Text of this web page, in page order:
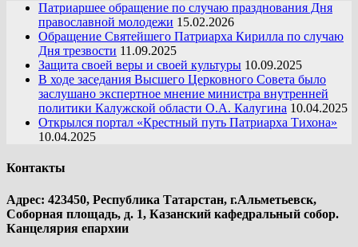
Патриаршее обращение по случаю празднования Дня
православной молодежи 15.02.2026
Обращение Святейшего Патриарха Кирилла по случаю
Дня трезвости 11.09.2025
Защита своей веры и своей культуры 10.09.2025
В ходе заседания Высшего Церковного Совета было
заслушано экспертное мнение министра внутренней
политики Калужской области О.А. Калугина 10.04.2025
Открылся портал «Крестный путь Патриарха Тихона»
10.04.2025
Контакты
Адрес: 423450, Республика Татарстан, г.Альметьевск,
Соборная площадь, д. 1, Казанский кафедральный собор.
Канцелярия епархии